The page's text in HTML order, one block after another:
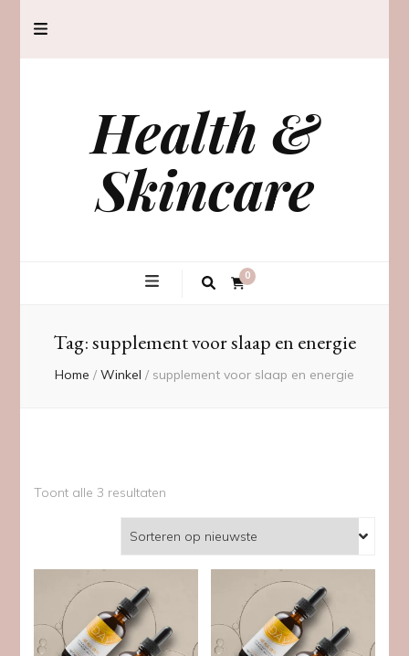
Health &
Skincare
0
Tag:supplement voor slaap en energie
Home / Winkel / supplement voor slaap en energie
Toont alle 3 resultaten
nieuwste